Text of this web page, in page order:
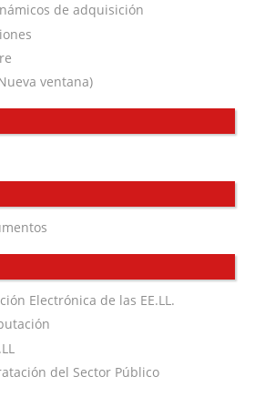
de adquisición
ventana)
Electrónica de las EE.LL.
del Sector Público